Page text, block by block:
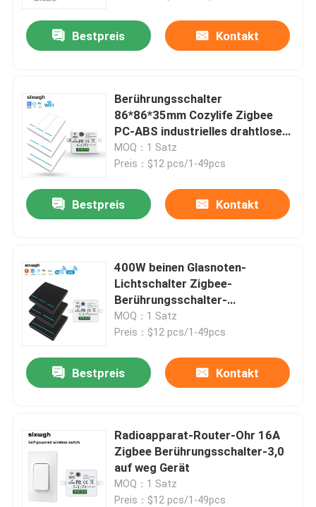
Bestpreis Kontakt
Berührungsschalter
86*86*35mm Cozylife Zigbee
PC-ABS industrielles drahtloses
Modul Zigbee
MOQ：1 Satz
Preis：$12 pcs/1-49pcs
Bestpreis Kontakt
400W beinen Glasnoten-
Lichtschalter Zigbee-
Berührungsschalter-
86*86*35mm aus
MOQ：1 Satz
Preis：$12 pcs/1-49pcs
Bestpreis Kontakt
Radioapparat-Router-Ohr 16A
Zigbee Berührungsschalter-3,0
auf weg Gerät
MOQ：1 Satz
Preis：$12 pcs/1-49pcs